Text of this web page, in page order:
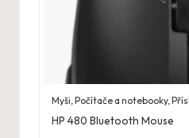
Myši ,Počítače a notebooky,
HP 480 Bluetooth Mouse